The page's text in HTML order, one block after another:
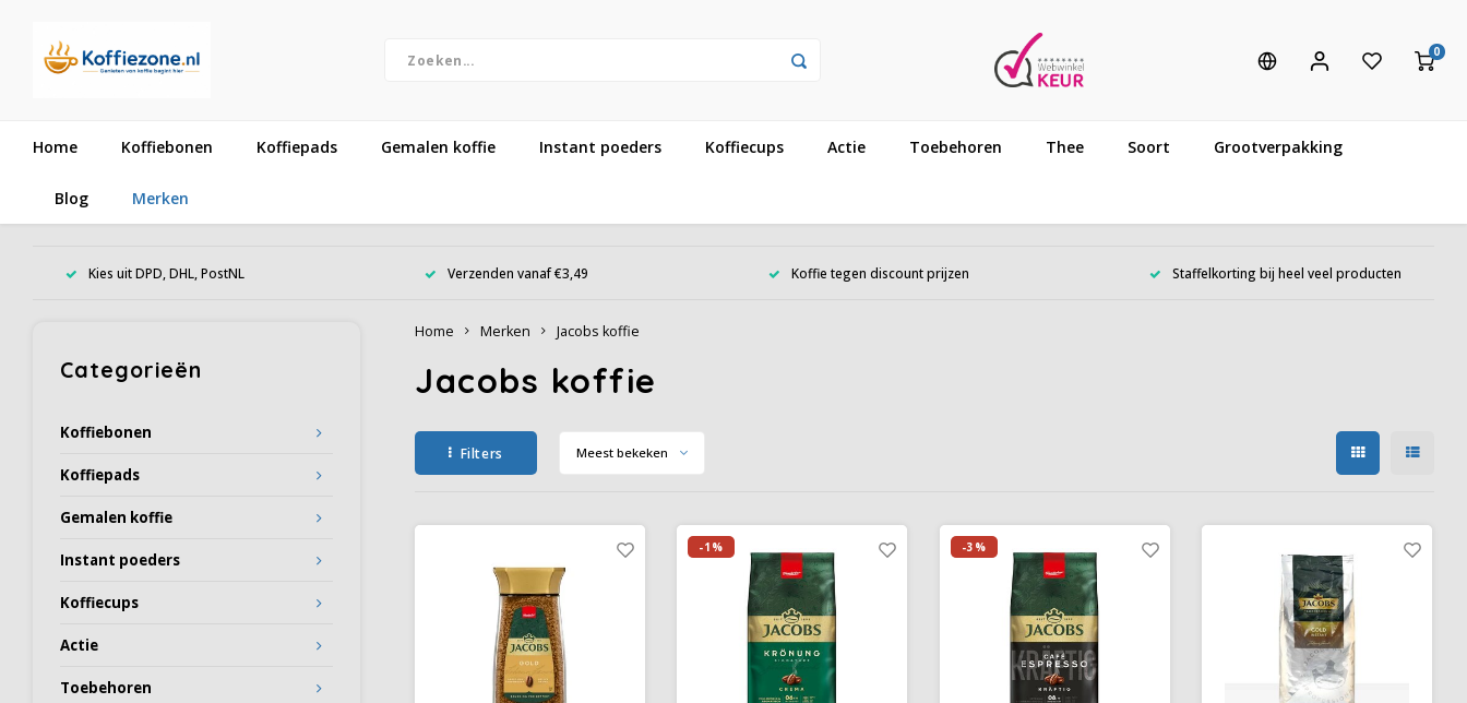
0
Home Koffiebonen Koffiepads Gemalen koffie Instant poeders Koffiecups Actie Toebehoren Thee Soort Grootverpakking
Blog Merken
Kies uit DPD, DHL, PostNL Verzenden vanaf €3,49 Koffie tegen discount prijzen Staffelkorting bij heel veel producten
Categorieën
Koffiebonen
Koffiepads
Gemalen koffie
Instant poeders
Koffiecups
Actie
Toebehoren
Home Merken Jacobs koffie
Jacobs koffie
Filters Meest bekeken
-1% -3%